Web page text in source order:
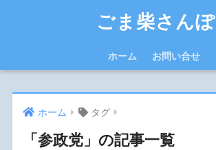
ごま柴さんぽ
ホーム お問い合せ
ホーム タグ
「参政党」の記事一覧